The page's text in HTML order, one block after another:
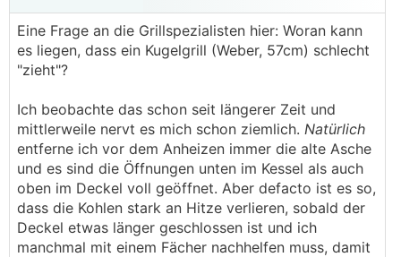
Eine Frage an die Grillspezialisten hier: Woran kann
es liegen, dass ein Kugelgrill (Weber, 57cm) schlecht
"zieht"?
Ich beobachte das schon seit längerer Zeit und
mittlerweile nervt es mich schon ziemlich. Natürlich
entferne ich vor dem Anheizen immer die alte Asche
und es sind die Öffnungen unten im Kessel als auch
oben im Deckel voll geöffnet. Aber defacto ist es so,
dass die Kohlen stark an Hitze verlieren, sobald der
Deckel etwas länger geschlossen ist und ich
manchmal mit einem Fächer nachhelfen muss, damit